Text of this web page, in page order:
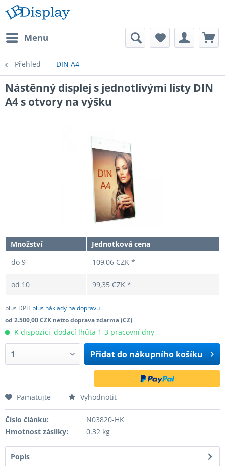
Menu
Přehled DIN A4
Nástěnný displej s jednotlivými listy DIN
A4 s otvory na výšku
Množství
Jednotková cena
do 9 109,06 CZK *
od 10 99,35 CZK *
plus DPH plus náklady na dopravu
od 2.500,00 CZK netto doprava zdarma (CZ)
K dispozici, dodací lhůta 1-3 pracovní dny
Přidat do nákupního košíku
Pamatujte Vyhodnotit
Číslo článku:
N03820-HK
Hmotnost zásilky:
0.32 kg
Popis